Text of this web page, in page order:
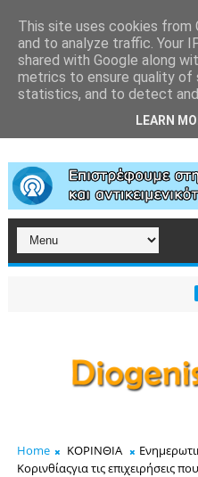
Home ΚΟΡΙΝΘΙΑ
Κορινθίαςγια τις επιχειρήσεις
This site uses cookies
and to analyze traffic. Your
shared with Google along
metrics to ensure quality of
statistics, and to detect and
LEARN